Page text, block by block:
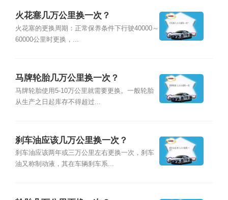
火花塞几万公里换一次？
火花塞的更换周期：正常保养条件下行驶40000～
60000公里时更换，...
马牌轮胎几万公里换一次？
马牌轮胎使用5-10万公里就需要更换。一般轮胎
从生产之日起库存不得超过...
刹车油应该几万公里换一次？
刹车油应该两年或三万公里左右更换一次，刹车
油又称制动液，其在车辆刹车系...